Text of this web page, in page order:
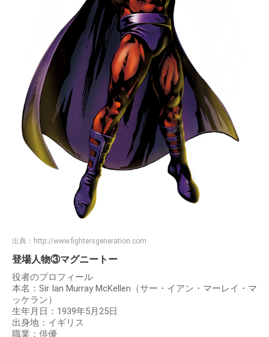
出典： http://www.fightersgeneration.com
登場人物③マグニートー
役者のプロフィール
本名：Sir Ian Murray McKellen（サー・イアン・マーレイ・マ
ッケラン）
生年月日：1939年5月25日
出身地：イギリス
職業：俳優